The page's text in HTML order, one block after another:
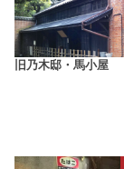
旧乃木邸・馬小屋